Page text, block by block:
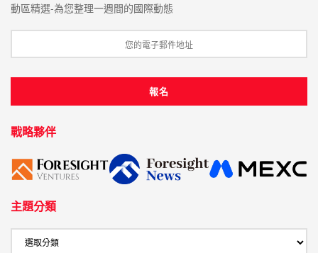
動區精選-為您整理一週間的國際動態
戰略夥伴
主題分類